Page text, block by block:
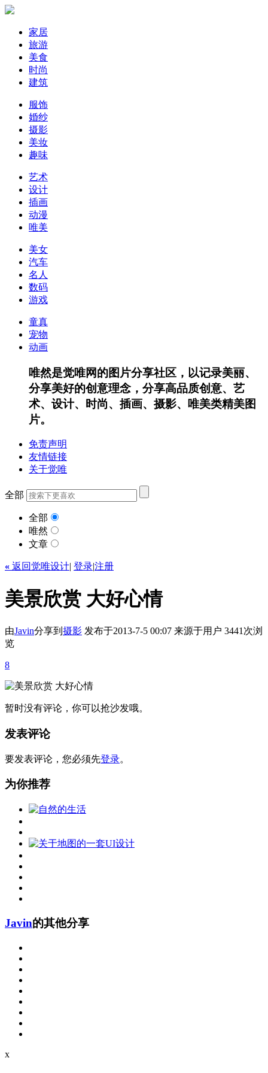
家居
旅游
美食
时尚
建筑
服饰
婚纱
摄影
美妆
趣味
艺术
设计
插画
动漫
唯美
美女
汽车
名人
数码
游戏
童真
宠物
动画
唯然是觉唯网的图片分享社区，以记录美丽、
分享美好的创意理念，分享高品质创意、艺
术、设计、时尚、插画、摄影、唯美类精美图
片。
免责声明
友情链接
关于觉唯
全部
全部
唯然
文章
« 返回觉唯设计| 登录|注册
美景欣赏 大好心情
由Javin分享到 摄影 发布于2013-7-5 00:07 来源于用户 3441次浏
览
8
暂时没有评论，你可以抢沙发哦。
发表评论
要发表评论，您必须先登录。
为你推荐
Javin的其他分享
x